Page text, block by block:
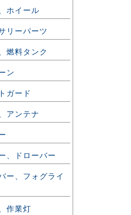
ホイール
リーパーツ
燃料タンク
ン
ガード
アンテナ
、ドローバー
ー、フォグライ
作業灯